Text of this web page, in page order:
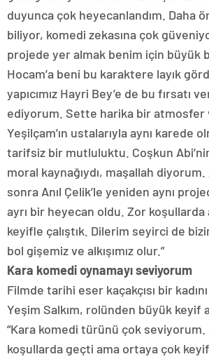
duyunca çok heyecanlandım. Daha
biliyor, komedi zekasına çok
projede yer almak benim için büyük
Hocam’a beni bu karaktere layık
yapıcımız Hayri Bey’e de bu fırsatı
ediyorum. Sette harika bir atmosfer
Yeşilçam’ın ustalarıyla aynı karede
tarifsiz bir mutluluktu. Coşkun
moral kaynağıydı, maşallah diyorum.
sonra Anıl Çelik’le yeniden aynı
ayrı bir heyecan oldu. Zor
keyifle çalıştık. Dilerim seyirci de
bol gişemiz ve alkışımız olur.”
Kara komedi oynamayı seviyorum
Filmde tarihi eser kaçakçısı bir
Yeşim Salkım, rolünden büyük keyif
“Kara komedi türünü çok
koşullarda geçti ama ortaya çok